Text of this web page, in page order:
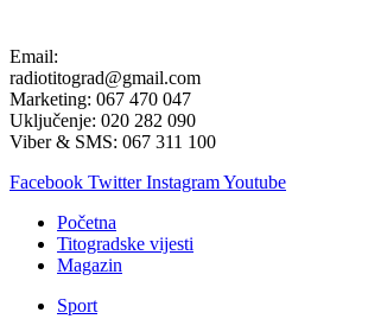
Email:
radiotitograd@gmail.com
Marketing: 067 470 047
Uključenje: 020 282 090
Viber & SMS: 067 311 100
Facebook Twitter InstagramYoutube
Početna
Titogradske vijesti
Magazin
Sport